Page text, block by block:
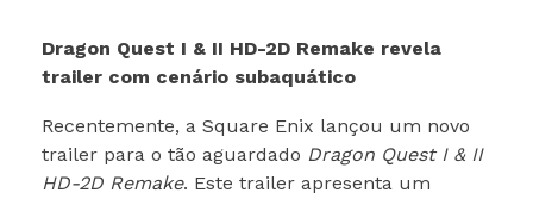
Dragon Quest I & II HD-2D Remake revela
trailer com cenário subaquático
Recentemente, a Square Enix lançou um novo
trailer para o tão aguardado Dragon Quest I & II
HD-2D Remake. Este trailer apresenta um